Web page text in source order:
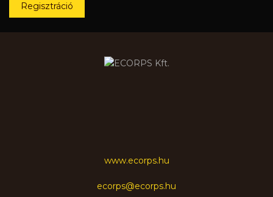
Regisztráció
www.ecorps.hu
ecorps@ecorps.hu